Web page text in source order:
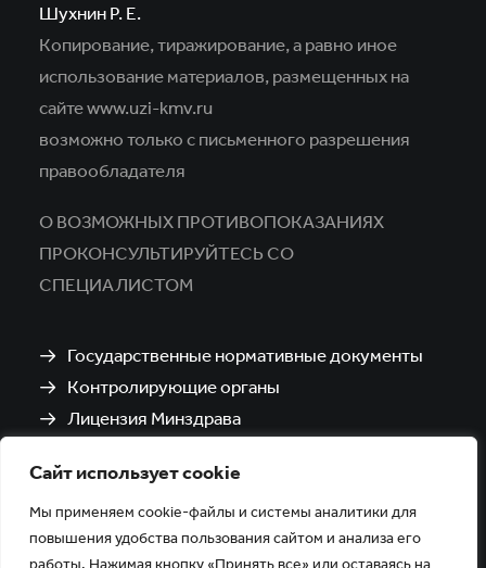
Сайт использует cookie
Мы применяем cookie-файлы и системы аналитики для
повышения удобства пользования сайтом и анализа его
работы. Нажимая кнопку «Принять все» или оставаясь на
Шухнин Р. Е.
Копирование, тиражирование, а равно иное
использование материалов,размещенных на
сайте www.uzi-kmv.ru
возможно только с письменного разрешения
правообладателя
О ВОЗМОЖНЫХ ПРОТИВОПОКАЗАНИЯХ
ПРОКОНСУЛЬТИРУЙТЕСЬ СО
СПЕЦИАЛИСТОМ
Государственные нормативные документы
Контролирующие органы
Лицензия Минздрава
Политика обработки и защиты персональных
данных